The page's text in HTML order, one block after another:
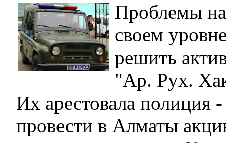
Проблемы
своем
решить
"Ар. Рух.
Их арестовала полиция
провести в Алматы